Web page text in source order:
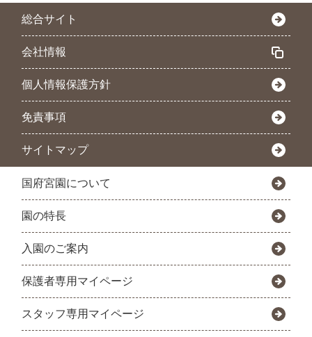
総合サイト
会社情報
個人情報保護方針
免責事項
サイトマップ
国府宮園について
園の特長
入園のご案内
保護者専用マイページ
スタッフ専用マイページ